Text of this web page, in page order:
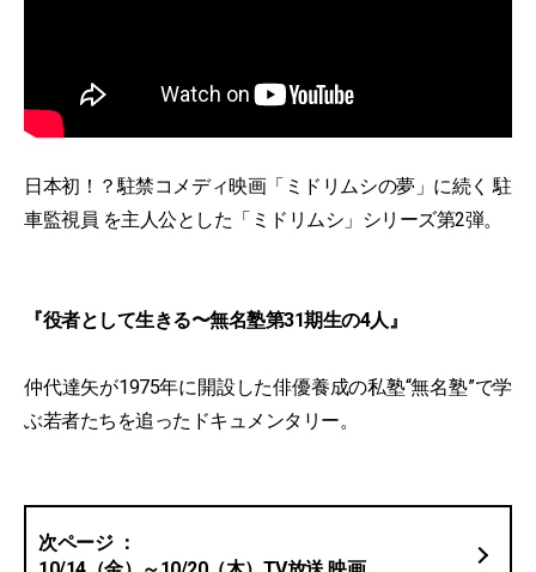
日本初！？駐禁コメディ映画「ミドリムシの夢」に続く 駐
車監視員 を主人公とした「ミドリムシ」シリーズ第2弾。
『役者として生きる〜無名塾第31期生の4人』
仲代達矢が1975年に開設した俳優養成の私塾“無名塾”で学
ぶ若者たちを追ったドキュメンタリー。